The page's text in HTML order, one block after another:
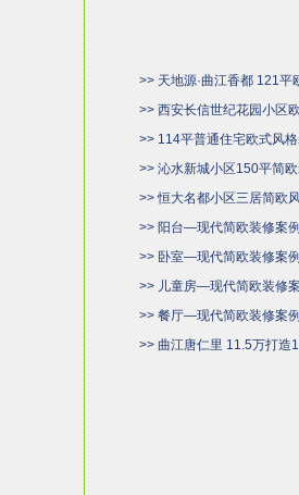
>> 天地源·曲江香都 121平
>> 西安长信世纪花园小区
>> 114平普通住宅欧式风
>> 沁水新城小区150平简
>> 恒大名都小区三居简欧
>> 阳台—现代简欧装修案
>> 卧室—现代简欧装修案
>> 儿童房—现代简欧装修
>> 餐厅—现代简欧装修案
>> 曲江唐仁里 11.5万打造